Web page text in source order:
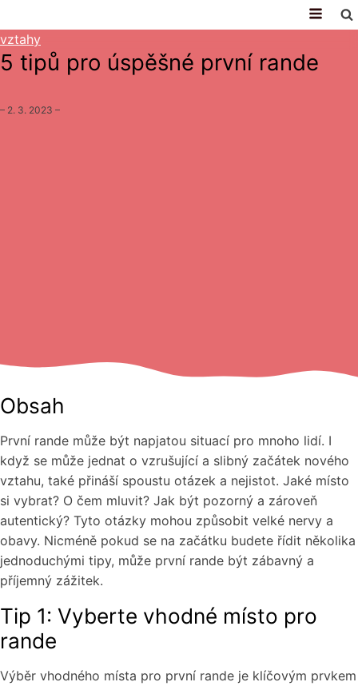
vztahy
5 tipů pro úspěšné první rande
– 2. 3. 2023 –
Obsah
První rande může být napjatou situací pro mnoho lidí. I
když se může jednat o vzrušující a slibný začátek nového
vztahu, také přináší spoustu otázek a nejistot. Jaké místo
si vybrat? O čem mluvit? Jak být pozorný a zároveň
autentický? Tyto otázky mohou způsobit velké nervy a
obavy. Nicméně pokud se na začátku budete řídit několika
jednoduchými tipy, může první rande být zábavný a
příjemný zážitek.
Tip 1: Vyberte vhodné místo pro
rande
Výběr vhodného místa pro první rande je klíčovým prvkem